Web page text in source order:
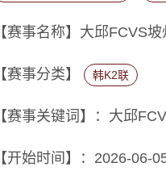
【赛事名称】大邱FCVS
【赛事分类】 韩K2联
【赛事关键词】：大邱
【开始时间】：2026-06-